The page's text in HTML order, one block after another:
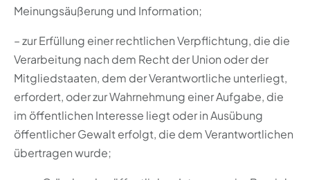
Meinungsäußerung und Information;
– zur Erfüllung einer rechtlichen Verpflichtung, die die
Verarbeitung nach dem Recht der Union oder der
Mitgliedstaaten, dem der Verantwortliche unterliegt,
erfordert, oder zur Wahrnehmung einer Aufgabe, die
im öffentlichen Interesse liegt oder in Ausübung
öffentlicher Gewalt erfolgt, die dem Verantwortlichen
übertragen wurde;